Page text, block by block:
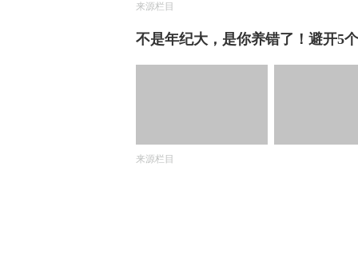
来源栏目
不是年纪大，是你养错了！避开5
来源栏目